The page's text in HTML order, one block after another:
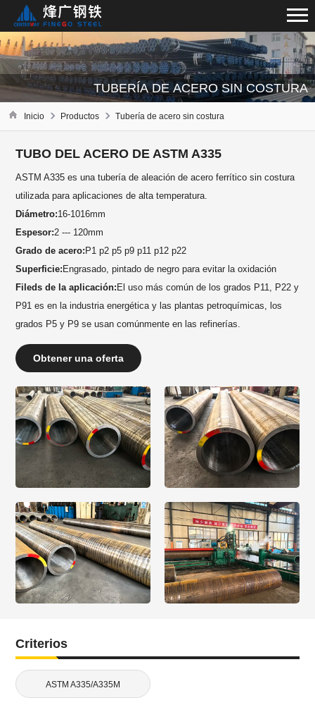
TUBERÍA DE ACERO SIN COSTURA
Inicio Productos Tubería de acero sin costura
TUBO DEL ACERO DE ASTM A335
ASTM A335 es una tubería de aleación de acero ferrítico sin costura
utilizada para aplicaciones de alta temperatura.
Diámetro:16-1016mm
Espesor:2 --- 120mm
Grado de acero: P1 p2 p5 p9 p11 p12 p22
Superficie: Engrasado, pintado de negro para evitar la oxidación
Fileds de la aplicación: El uso más común de los grados P11, P22 y
P91 es en la industria energética y las plantas petroquímicas, los
grados P5 y P9 se usan comúnmente en las refinerías.
Obtener una oferta
Criterios
ASTM A335/A335M